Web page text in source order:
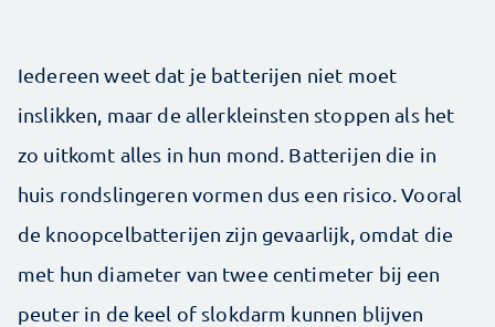
Iedereen weet dat je batterijen niet moet
inslikken, maar de allerkleinsten stoppen als het
zo uitkomt alles in hun mond. Batterijen die in
huis rondslingeren vormen dus een risico. Vooral
de knoopcelbatterijen zijn gevaarlijk, omdat die
met hun diameter van twee centimeter bij een
peuter in de keel of slokdarm kunnen blijven